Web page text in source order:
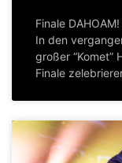
Finale
In den
großer “Komet”
Finale